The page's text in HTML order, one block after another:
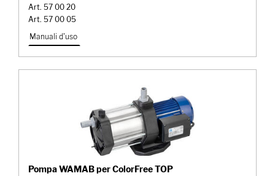
Art. 57 00 20
Art. 57 00 05
Manuali d'uso
Pompa WAMAB per ColorFree TOP